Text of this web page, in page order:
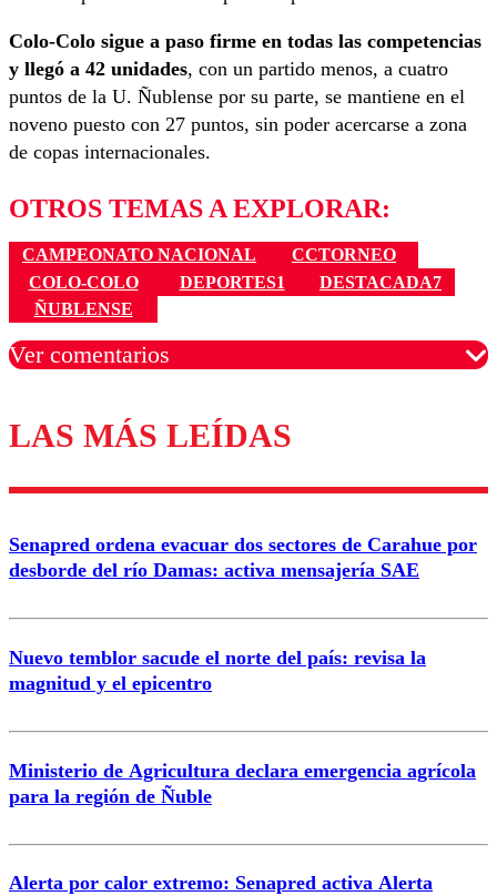
Colo-Colo sigue a paso firme en todas las competencias
y llegó a 42 unidades, con un partido menos, a cuatro
puntos de la U. Ñublense por su parte, se mantiene en el
noveno puesto con 27 puntos, sin poder acercarse a zona
de copas internacionales.
OTROS TEMAS A EXPLORAR:
CAMPEONATO NACIONAL
CCTORNEO
COLO-COLO
DEPORTES1
DESTACADA7
ÑUBLENSE
Ver comentarios
Los comentarios son moderados para garantizar un
diálogo respetuoso.
Correo
LAS MÁS LEÍDAS
Senapred ordena evacuar dos sectores de Carahue por
desborde del río Damas: activa mensajería SAE
Nuevo temblor sacude el norte del país: revisa la
magnitud y el epicentro
Ministerio de Agricultura declara emergencia agrícola
para la región de Ñuble
Alerta por calor extremo: Senapred activa Alerta